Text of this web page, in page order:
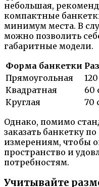
небольшая,
компактные
минимум места. В
можно позволить
габаритные модели.
Форма банкетки
Прямоугольная
Квадратная
60
Круглая
70
Однако, помимо
заказать банкетку
измерениям, чтобы
пространство и
потребностям.
Учитывайте